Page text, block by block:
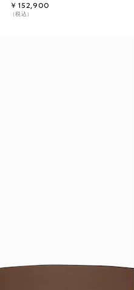
￥152,900
（税込）